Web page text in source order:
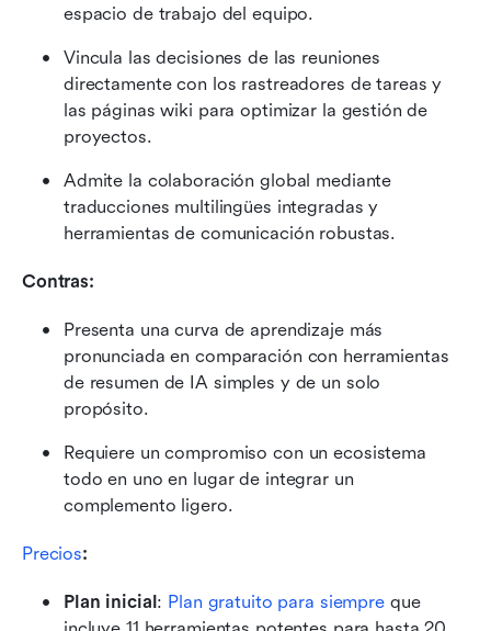
espacio de trabajo del equipo.
Vincula las decisiones de las reuniones
directamente con los rastreadores de tareas y
las páginas wiki para optimizar la gestión de
proyectos.
Admite la colaboración global mediante
traducciones multilingües integradas y
herramientas de comunicación robustas.
Contras:
Presenta una curva de aprendizaje más
pronunciada en comparación con herramientas
de resumen de IA simples y de un solo
propósito.
Requiere un compromiso con un ecosistema
todo en uno en lugar de integrar un
complemento ligero.
Precios:
Plan inicial : Plan gratuito para siempre que